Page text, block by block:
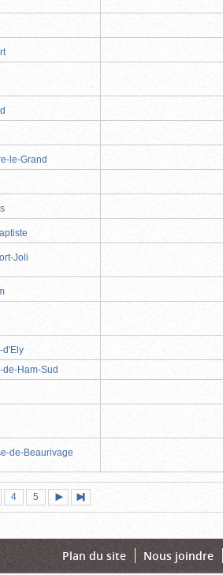
le-Grand
Joli
d'Ely
de-Ham-Sud
de-Beaurivage
Page
4 Page
5
suivante
page
Plan du site Nous joindre